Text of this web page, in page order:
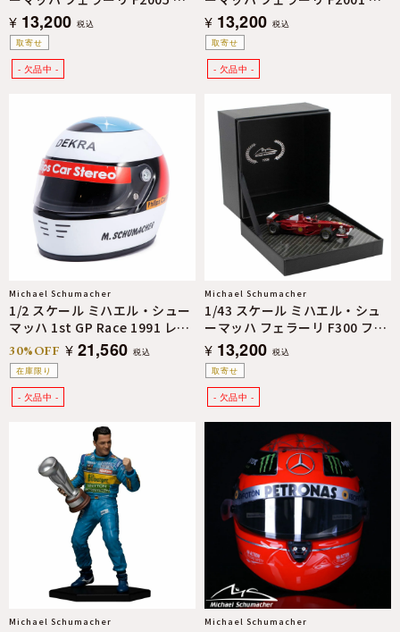
取寄せ
ーレーンGP 2005 モデルカー
¥ 13,200 税込
取寄せ
タリアGP 2001 モデルカー
¥ 13,200 税込
在庫限り
Michael Schumacher
1/2 スケール ミハエル・シュー
マッハ 1st GP Race 1991 レプ
リカ ヘルメット
30%OFF ¥ 21,560 税込
取寄せ
Michael Schumacher
1/43 スケール ミハエル・シュ
ーマッハ フェラーリ F300 フラ
ンスGP 1998 モデルカー
¥ 13,200 税込
Michael Schumacher Michael Schumacher